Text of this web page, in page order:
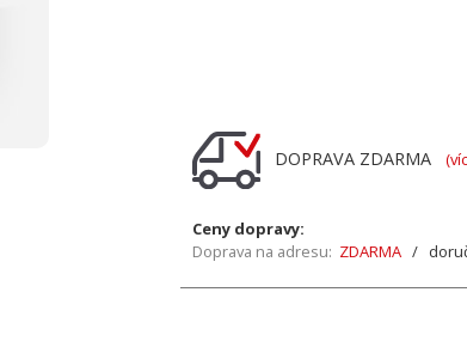
DOPRAVA ZDARMA
Ceny dopravy:
Doprava na adresu: ZDARMA /